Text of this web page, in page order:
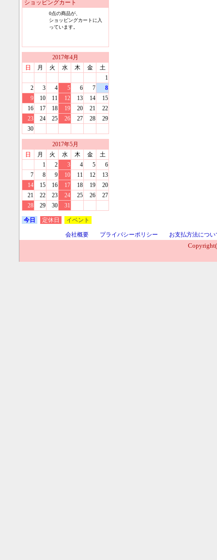
ショッピングカート
0点の商品が、
ショッピングカートに入
っています。
2017年4月
日
月 火 水 木 金
土
1
2
3 4 5 6 7
8
9
10 11 12 13 14
15
16
17 18 19 20 21
22
23
24 25 26 27 28
29
30
2017年5月
日
月 火 水 木 金
土
1
2 3 4 5
6
7
8 9 10 11 12
13
14
15 16 17 18 19
20
21
22 23 24 25 26
27
28
29 30 31
今日 定休日 イベント
会社概要 プライバシーポリシー
お支払方法につい